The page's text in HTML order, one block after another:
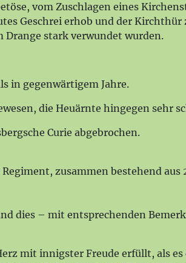
vom Zuschlagen eines
Geschrei erhob und der
Drange stark verwundet wurden.
in gegenwärtigem Jahre.
die Heuärnte hingegen sehr
Curie abgebrochen.
zusammen bestehend
dies – mit entsprechenden
mit innigster Freude erfüllt, als